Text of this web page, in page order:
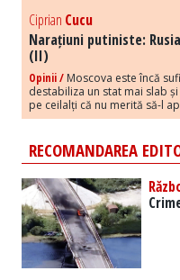
Ciprian Cucu
Narațiuni putiniste:
(II)
Opinii / Moscova este încă
destabiliza un stat mai slab
pe ceilalți că nu merită să-l
RECOMANDAREA